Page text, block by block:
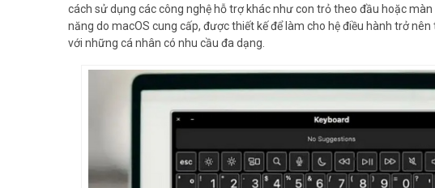
cách sử dụng các công nghệ hỗ trợ khác như con trỏ theo đầu hoặc
năng do macOS cung cấp, được thiết kế để làm cho hệ điều hành trở
với những cá nhân có nhu cầu đa dạng.